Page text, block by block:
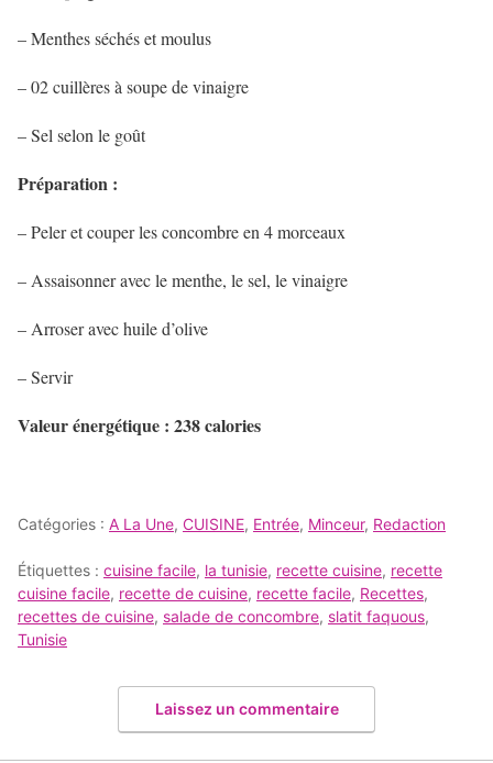
– Menthes séchés et moulus
– 02 cuillères à soupe de vinaigre
– Sel selon le goût
Préparation :
– Peler et couper les concombre en 4 morceaux
– Assaisonner avec le menthe, le sel, le vinaigre
– Arroser avec huile d’olive
– Servir
Valeur énergétique : 238 calories
Catégories : A La Une, CUISINE, Entrée, Minceur, Redaction
Étiquettes : cuisine facile, la tunisie, recette cuisine, recette
cuisine facile, recette de cuisine, recette facile, Recettes,
recettes de cuisine, salade de concombre, slatit faquous,
Tunisie
Laissez un commentaire